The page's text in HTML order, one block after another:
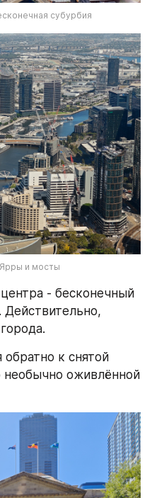
субурбия
и мосты
- бесконечный
Действительно,
к снятой
оживлённой